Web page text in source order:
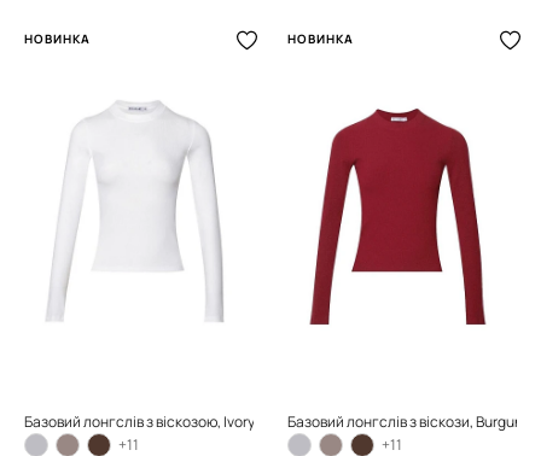
НОВИНКА
Базовий лонгслів з віскозою, Ivory
+11
НОВИНКА
Базовий лонгслів з віскози, Burgundy
+11